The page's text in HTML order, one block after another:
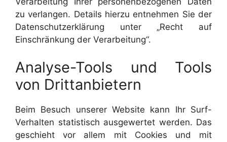
zu verlangen. Details hierzu entnehmen Sie der
Datenschutzerklärung unter „Recht auf
Einschränkung der Verarbeitung“.
Analyse-Tools und Tools
von Drittanbietern
Beim Besuch unserer Website kann Ihr Surf-
Verhalten statistisch ausgewertet werden. Das
geschieht vor allem mit Cookies und mit